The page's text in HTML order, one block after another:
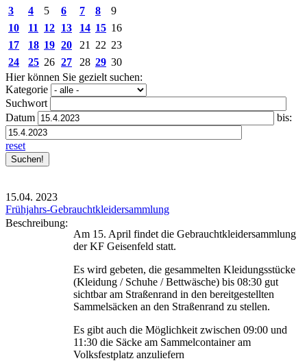
3
4 5 6 7 8
9
10
11 12 13 14 15 16
17
18 19 20 21 22 23
24
25 26 27 28 29 30
Hier können Sie gezielt suchen:
Kategorie
Suchwort
Datum
bis:
reset
15.04. 2023
Frühjahrs-Gebrauchtkleidersammlung
Beschreibung:
Am 15. April findet die Gebrauchtkleidersammlung
der KF Geisenfeld statt.
Es wird gebeten, die gesammelten Kleidungsstücke
(Kleidung / Schuhe / Bettwäsche) bis 08:30 gut
sichtbar am Straßenrand in den bereitgestellten
Sammelsäcken an den Straßenrand zu stellen.
Es gibt auch die Möglichkeit zwischen 09:00 und
11:30 die Säcke am Sammelcontainer am
Volksfestplatz anzuliefern